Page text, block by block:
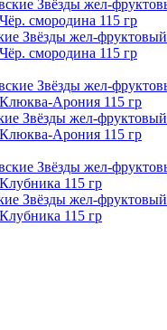
Звёзды жел-
смородина 115 гр
Звёзды жел-
Арония 115 гр
Звёзды жел-
115 гр